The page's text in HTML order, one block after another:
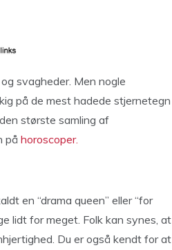
svagheder. Men nogle
på de mest hadede stjernetegn
største samling af
på horoscoper.
en “drama queen” eller “for
lidt for meget. Folk kan synes, at
Du er også kendt for at